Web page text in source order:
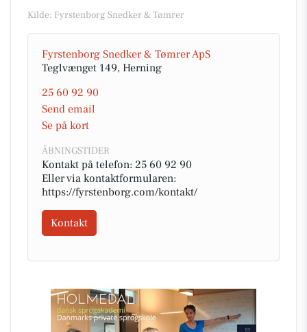
Kilde: Fyrstenborg Snedker & Tømrer
Fyrstenborg Snedker & Tømrer ApS
Teglvænget 149, Herning
25 60 92 90
Send email
Se på kort
ÅBNINGSTIDER
Kontakt på telefon: 25 60 92 90
Eller via kontaktformularen:
https://fyrstenborg.com/kontakt/
Kontakt